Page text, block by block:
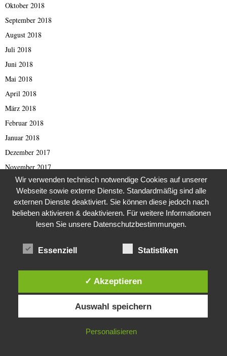
Oktober 2018
September 2018
August 2018
Juli 2018
Juni 2018
Mai 2018
April 2018
März 2018
Februar 2018
Januar 2018
Dezember 2017
November 2017
Oktober 2017
September 2017
August 2017
Mai 2017
April 2017
Diese Website verwendet Cookies. Durch die weitere Nutzung dieser
Website stimmst du der Verwendung von Cookies zu.
IN ORDNUNG
Wir verwenden technisch notwendige Cookies auf unserer
Webseite sowie externe Dienste. Standardmäßig sind alle
externen Dienste deaktiviert. Sie können diese jedoch nach
belieben aktivieren & deaktivieren. Für weitere Informationen
lesen Sie unsere Datenschutzbestimmungen.
Essenziell Statistiken
✓ Akzeptieren
Auswahl speichern
Personalisieren